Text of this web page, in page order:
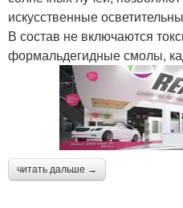
искусственные
В состав не включаются
формальдегидные смолы,
читать дальше →